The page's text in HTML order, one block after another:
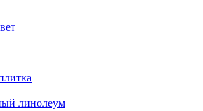
линолеум